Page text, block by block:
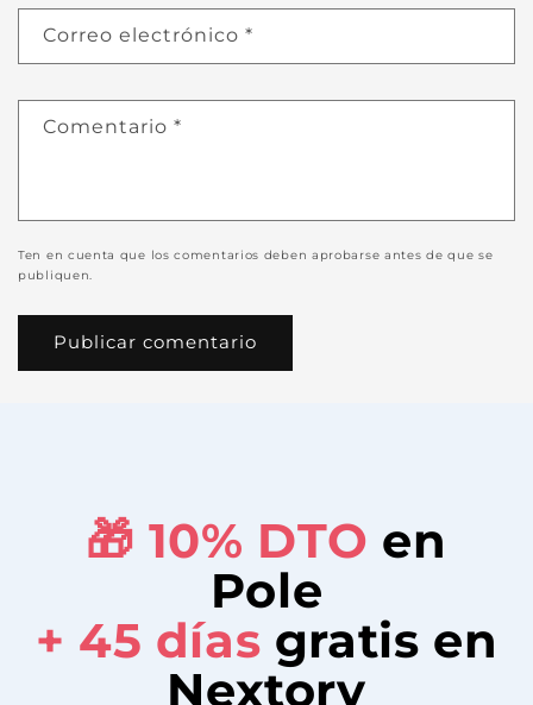
Correo electrónico *
Comentario *
Ten en cuenta que los comentarios deben aprobarse antes de que se
publiquen.
🎁 10% DTO en
Pole
+ 45 días gratis en
Nextory